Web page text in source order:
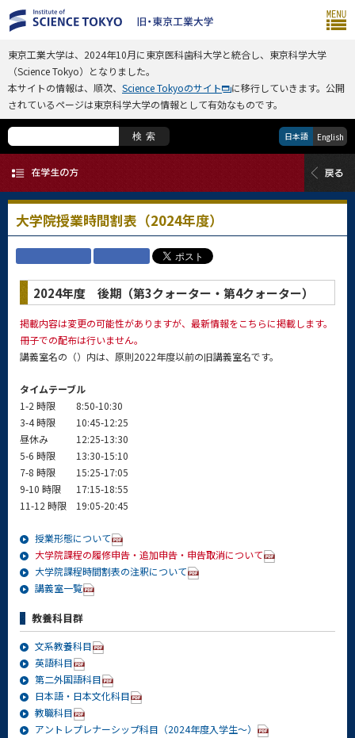
東京工業大学は、2024年10月に東京医科歯科大学と統合し、東京科学大学
（Science Tokyo）となりました。
本サイトの情報は、順次、 Science Tokyoのサイト
に移行していきます。公開
されているページは東京科学大学の情報として有効なものです。
検索 日本語 English
大学院授業時間割表（2024年度）
2024年度 後期（第3クォーター・第4クォーター）
掲載内容は変更の可能性がありますが、最新情報をこちらに掲載します。
冊子での配布は行いません。
講義室名の（）内は、原則2022年度以前の旧講義室名です。
タイムテーブル
1-2 時限
8:50-10:30
3-4 時限
10:45-12:25
昼休み
12:25-13:30
5-6 時限
13:30-15:10
7-8 時限
15:25-17:05
9-10 時限
17:15-18:55
11-12 時限
19:05-20:45
授業形態について
大学院課程の履修申告・追加申告・申告取消について
大学院課程時間割表の注釈について
講義室一覧
教養科目群
文系教養科目
英語科目
第二外国語科目
日本語・日本文化科目
教職科目
アントレプレナーシップ科目（2024年度入学生～）